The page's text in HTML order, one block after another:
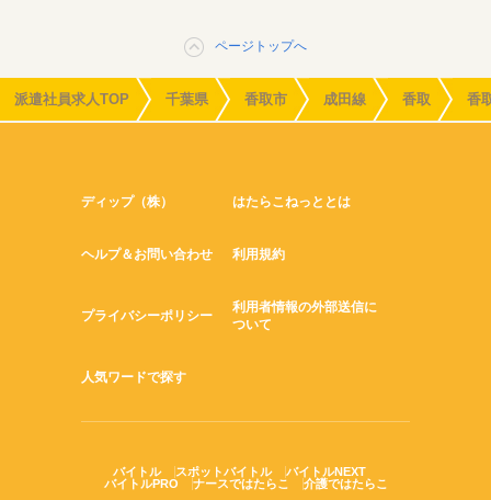
ページトップへ
派遣社員求人TOP 千葉県 香取市 成田線 香取 香
ディップ（株） はたらこねっととは
ヘルプ＆お問い合わせ 利用規約
プライバシーポリシー
利用者情報の外部送信に
ついて
人気ワードで探す
バイトル スポットバイトル
バイトルNEXT
バイトルPRO
ナースではたらこ 介護ではたらこ